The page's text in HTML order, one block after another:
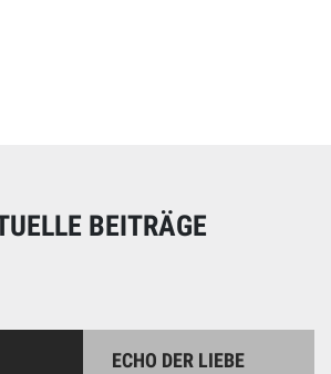
BEITRÄGE
ECHO DER LIEBE